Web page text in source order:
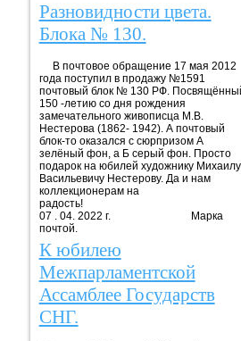
Разновидности цвета.
Блока № 130.
В почтовое обращение 17 мая 2012
года поступил в продажу №1591
почтовый блок № 130 РФ.
150 -летию со дня рождения
замечательного живописца М.В.
Нестерова (1862- 1942). А почтовый
блок-то оказался с сюрпризом А
зелёный фон, а Б серый фон. Просто
подарок на юбилей художнику Михаилу
Васильевичу Нестерову. Да и нам
коллекционерам на
07 . 04. 2022 г. Марка
почтой.
К юбилею
Межпарламентской
Ассамблее Государств
СНГ.